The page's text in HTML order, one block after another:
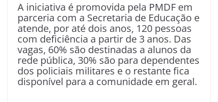
A iniciativa é promovida pela PMDF em
parceria com a Secretaria de Educação e
atende, por até dois anos, 120 pessoas
com deficiência a partir de 3 anos. Das
vagas, 60% são destinadas a alunos da
rede pública, 30% são para dependentes
dos policiais militares e o restante fica
disponível para a comunidade em geral.